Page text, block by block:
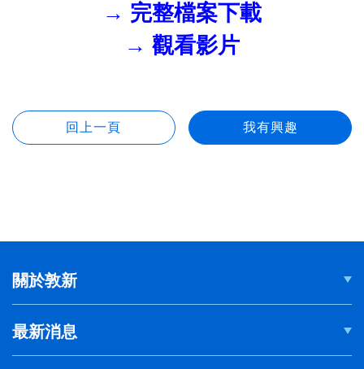
→ 完整檔案下載
→ 觀看影片
關於敦新
最新消息